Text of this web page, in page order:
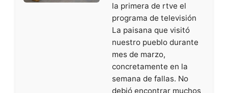
la primera de rtve el
programa de televisión
La paisana que visitó
nuestro pueblo durante
mes de marzo,
concretamente en la
semana de fallas. No
debió encontrar muchos